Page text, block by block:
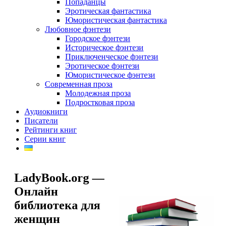
Попаданцы
Эротическая фантастика
Юмористическая фантастика
Любовное фэнтези
Городское фэнтези
Историческое фэнтези
Приключенческое фэнтези
Эротическое фэнтези
Юмористическое фэнтези
Современная проза
Молодежная проза
Подростковая проза
Аудиокниги
Писатели
Рейтинги книг
Серии книг
LadyBook.org —
Онлайн
библиотека для
женщин